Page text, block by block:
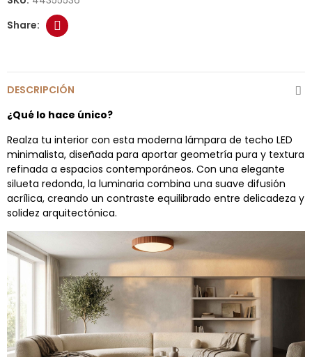
DESCRIPCIÓN
¿Qué lo hace único?
Realza tu interior con esta moderna lámpara de techo LED
minimalista, diseñada para aportar geometría pura y textura
refinada a espacios contemporáneos. Con una elegante
silueta redonda, la luminaria combina una suave difusión
acrílica, creando un contraste equilibrado entre delicadeza y
solidez arquitectónica.